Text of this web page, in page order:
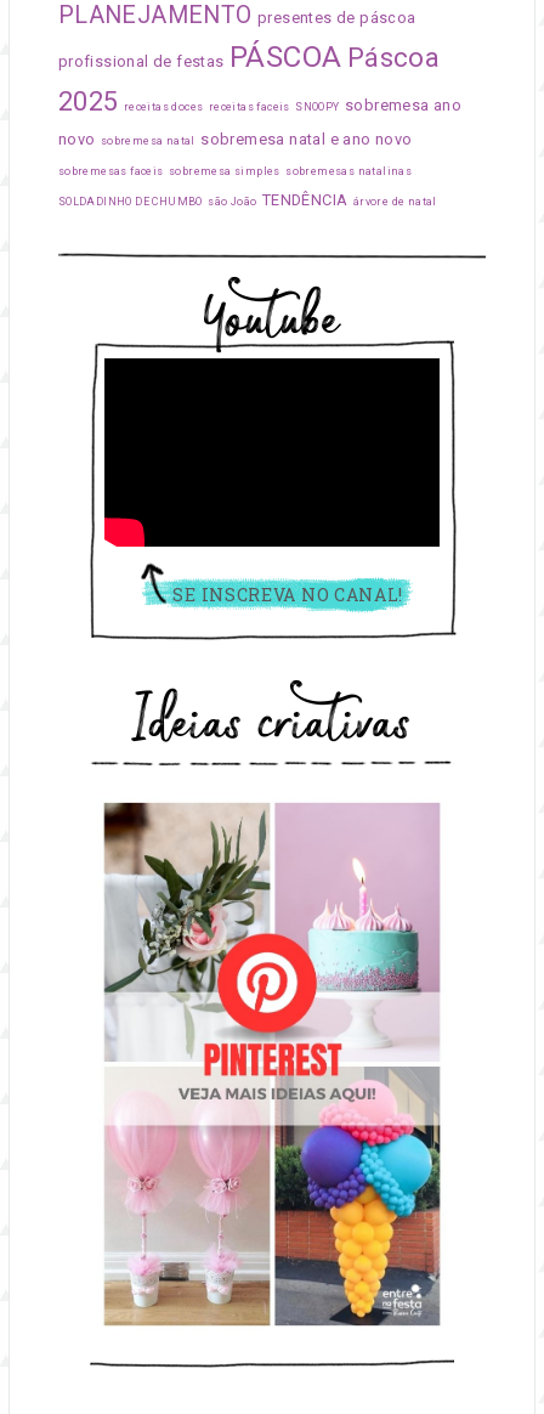
PLANEJAMENTO presentes de páscoa
profissional de festas PÁSCOA Páscoa
2025
receitas doces receitas faceis SNOOPY sobremesa ano
novo
sobremesa natal sobremesa natal e ano novo
sobremesas faceis sobremesa simples sobremesas natalinas
SOLDADINHO DE CHUMBO são João TENDÊNCIA árvore de natal
Youtube
SE INSCREVA NO CANAL!
Ideias criativas